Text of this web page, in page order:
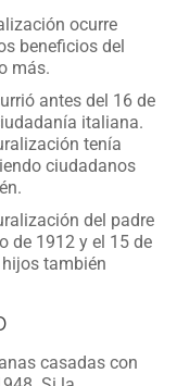
ocurre
beneficios del
más.
antes del 16 de
italiana.
tenía
ciudadanos
del padre
de 1912 y el 15 de
también
casadas con